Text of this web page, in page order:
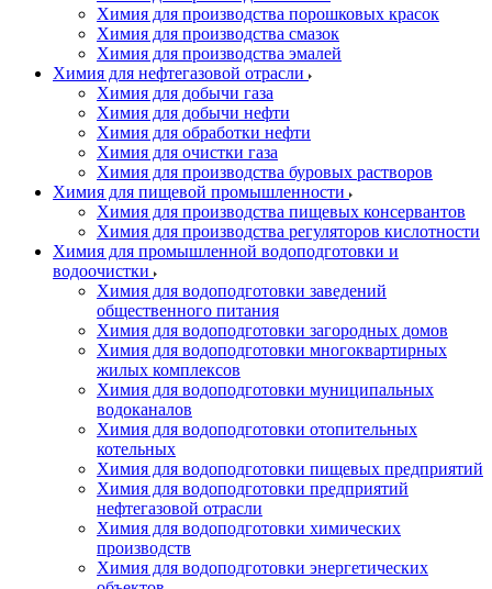
Химия для производства порошковых красок
Химия для производства смазок
Химия для производства эмалей
Химия для нефтегазовой отрасли
Химия для добычи газа
Химия для добычи нефти
Химия для обработки нефти
Химия для очистки газа
Химия для производства буровых растворов
Химия для пищевой промышленности
Химия для производства пищевых консервантов
Химия для производства регуляторов кислотности
Химия для промышленной водоподготовки и
водоочистки
Химия для водоподготовки заведений
общественного питания
Химия для водоподготовки загородных домов
Химия для водоподготовки многоквартирных
жилых комплексов
Химия для водоподготовки муниципальных
водоканалов
Химия для водоподготовки отопительных
котельных
Химия для водоподготовки пищевых предприятий
Химия для водоподготовки предприятий
нефтегазовой отрасли
Химия для водоподготовки химических
производств
Химия для водоподготовки энергетических